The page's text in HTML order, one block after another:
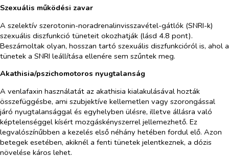
Szexuális működési zavar
A szelektív szerotonin-noradrenalinvisszavétel-gátlók (SNRI-k)
szexuális diszfunkció tüneteit okozhatják (lásd 4.8 pont).
Beszámoltak olyan, hosszan tartó szexuális diszfunkcióról is, ahol a
tünetek a SNRI leállítása ellenére sem szűntek meg.
Akathisia/pszichomotoros nyugtalanság
A venlafaxin használatát az akathisia kialakulásával hozták
összefüggésbe, ami szubjektíve kellemetlen vagy szorongással
járó nyugtalansággal és egyhelyben ülésre, illetve állásra való
képtelenséggel kísért mozgáskényszerrel jellemezhető. Ez
legvalószínűbben a kezelés első néhány hetében fordul elő. Azon
betegek esetében, akiknél a fenti tünetek jelentkeznek, a dózis
növelése káros lehet.